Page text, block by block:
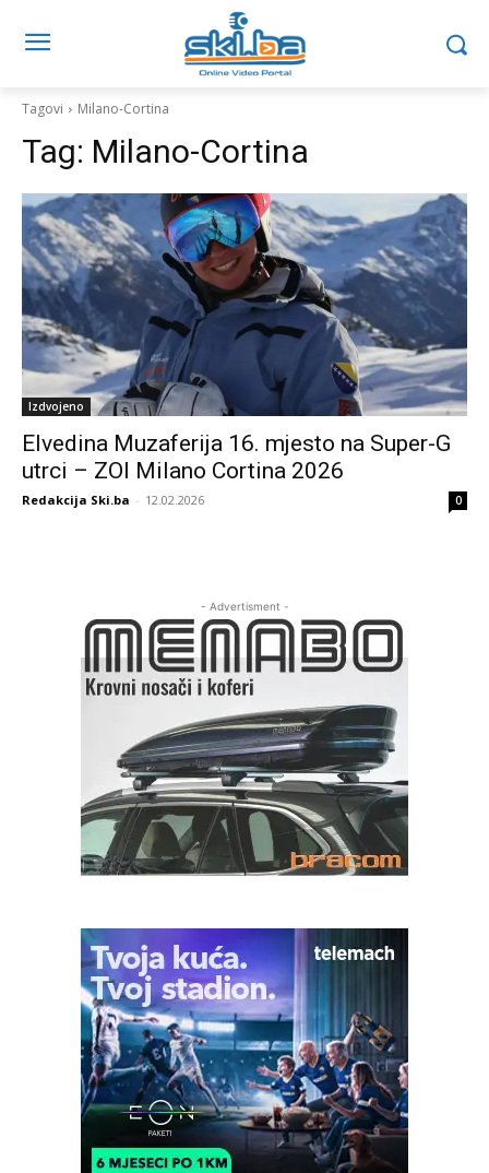
Tagovi Milano-Cortina
Tag: Milano-Cortina
Izdvojeno
Elvedina Muzaferija 16. mjesto na Super-G
utrci – ZOI Milano Cortina 2026
Redakcija Ski.ba - 12.02.2026 0
- Advertisment -